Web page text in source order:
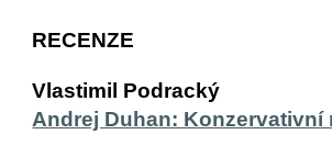
RECENZE
Vlastimil Podracký
Andrej Duhan: Konzervativní